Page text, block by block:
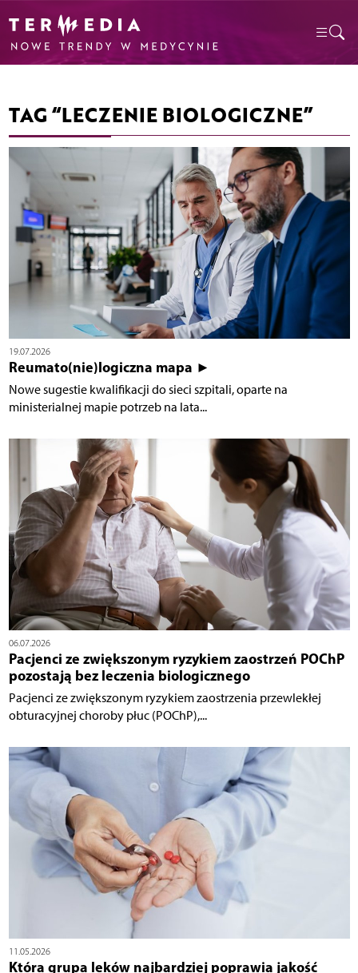
TAG “LECZENIE BIOLOGICZNE”
19.07.2026
Reumato(nie)logiczna mapa ►
Nowe sugestie kwalifikacji do sieci szpitali, oparte na
ministerialnej mapie potrzeb na lata...
06.07.2026
Pacjenci ze zwiększonym ryzykiem zaostrzeń POChP
pozostają bez leczenia biologicznego
Pacjenci ze zwiększonym ryzykiem zaostrzenia przewlekłej
obturacyjnej choroby płuc (POChP),...
11.05.2026
Która grupa leków najbardziej poprawia jakość